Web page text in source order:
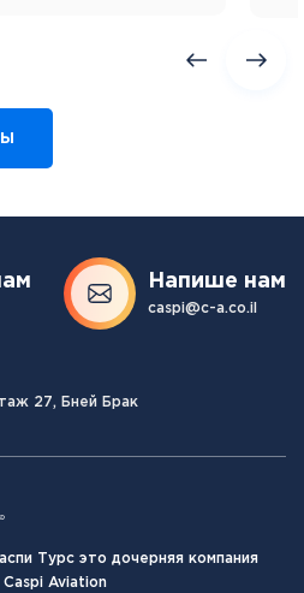
Напише нам
caspi@c-a.co.il
27, Бней Брак
Турс это дочерняя компания
Aviation